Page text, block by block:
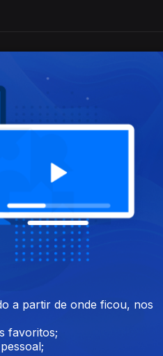
+ Igreja Católica
Católica
a partir de onde ficou, nos
favoritos;